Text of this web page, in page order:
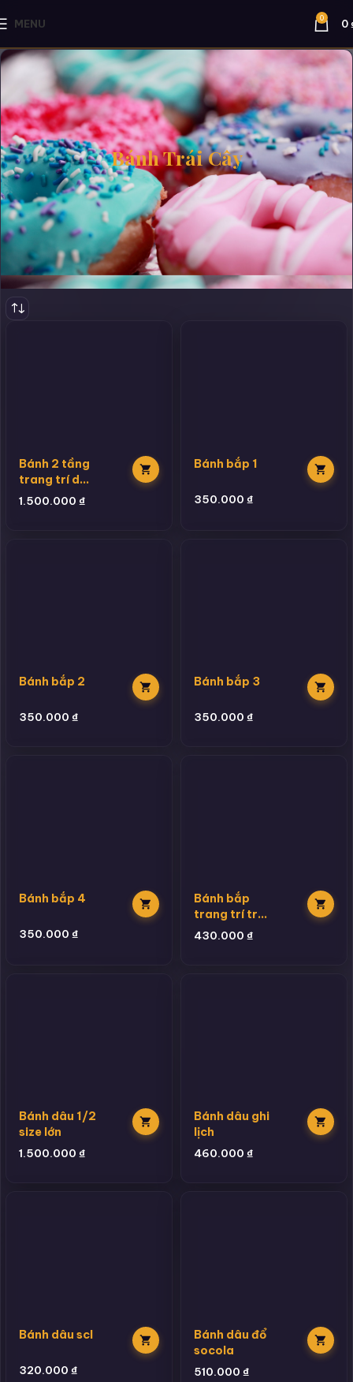
MENU 0 0
Bánh Trái Cây
Bánh 2 tầng
trang trí dâu
full mặt
1.500.000 ₫
Bánh bắp 1
350.000 ₫
Bánh bắp 2
350.000 ₫
Bánh bắp 3
350.000 ₫
Bánh bắp 4
350.000 ₫
Bánh bắp
trang trí trái
cây
430.000 ₫
Bánh dâu 1/2
size lớn
1.500.000 ₫
Bánh dâu ghi
lịch
460.000 ₫
Bánh dâu scl
320.000 ₫
Bánh dâu đổ
socola
510.000 ₫